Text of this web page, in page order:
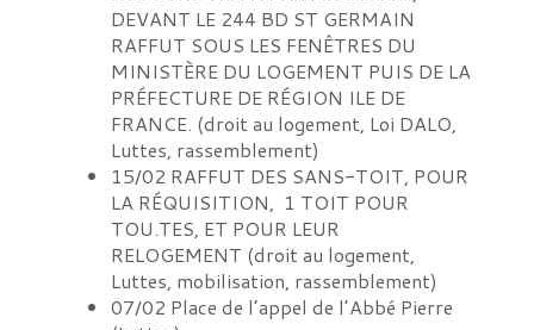
DEVANT LE 244 BD ST GERMAIN
RAFFUT SOUS LES FENÊTRES DU
MINISTÈRE DU LOGEMENT PUIS DE LA
PRÉFECTURE DE RÉGION ILE DE
FRANCE. (droit au logement, Loi DALO,
Luttes, rassemblement)
15/02 RAFFUT DES SANS-TOIT, POUR
LA RÉQUISITION, 1 TOIT POUR
TOU.TES, ET POUR LEUR
RELOGEMENT (droit au logement,
Luttes, mobilisation, rassemblement)
07/02 Place de l’appel de l’Abbé Pierre